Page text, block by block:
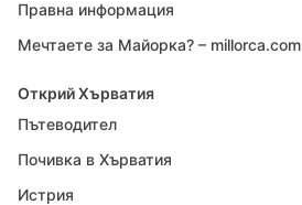
Правна информация
Мечтаете за Майорка? – millorca.com
Открий Хърватия
Пътеводител
Почивка в Хърватия
Истрия